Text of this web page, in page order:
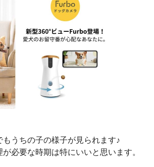
もうちの子の様子が見られます♪
必要な時期は特にいいと思います。